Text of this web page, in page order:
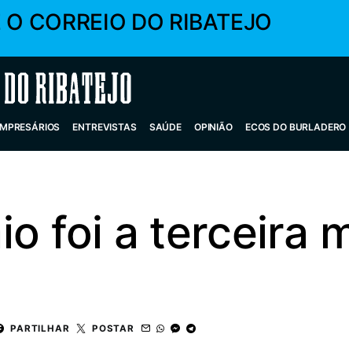
CORREIO DO RIBATEJO
ENTREVISTAS SAÚDE OPINIÃO ECOS DO BURLADERO
foi a terceira
PARTILHAR POSTAR